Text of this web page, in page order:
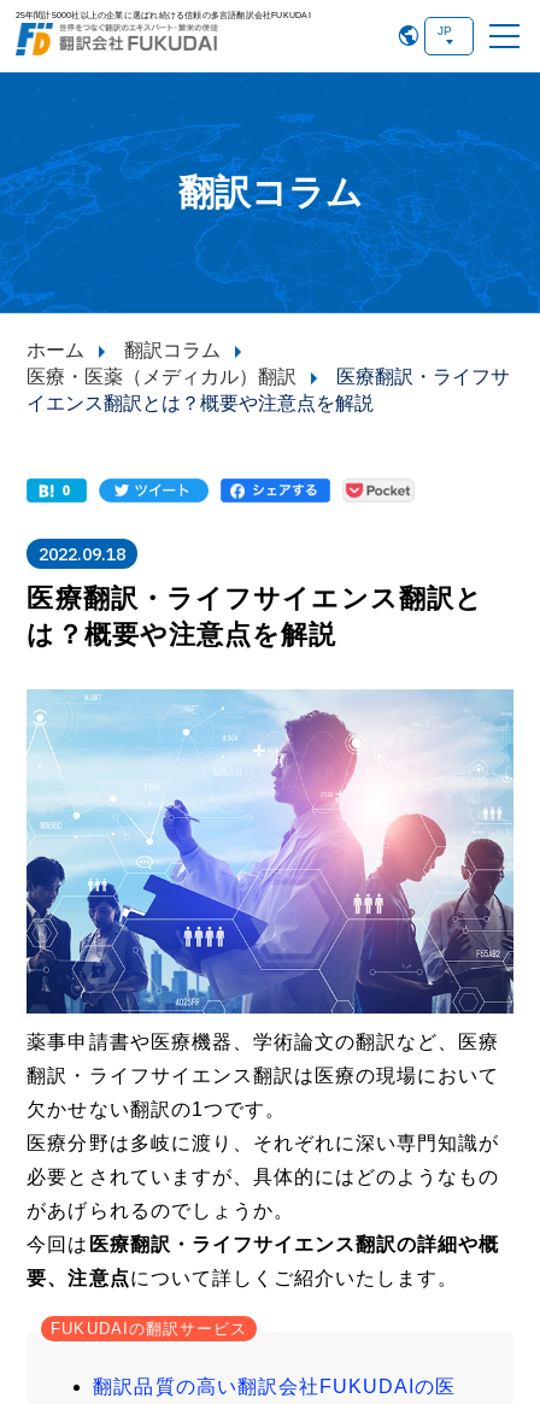
25年間計5000社以上の企業に選ばれ続ける信頼の多言語翻訳会社FUKUDAI
翻訳コラム
ホーム
翻訳コラム
医療・医薬（メディカル）翻訳
医療翻訳・ライフサ
イエンス翻訳とは？概要や注意点を解説
2022.09.18
医療翻訳・ライフサイエンス翻訳と
は？概要や注意点を解説
薬事申請書や医療機器、学術論文の翻訳など、医療
翻訳・ライフサイエンス翻訳は医療の現場において
欠かせない翻訳の1つです。
医療分野は多岐に渡り、それぞれに深い専門知識が
必要とされていますが、具体的にはどのようなもの
があげられるのでしょうか。
今回は 医療翻訳・ライフサイエンス翻訳の詳細や概
要、注意点について詳しくご紹介いたします。
FUKUDAIの翻訳サービス
翻訳品質の高い翻訳会社FUKUDAIの医